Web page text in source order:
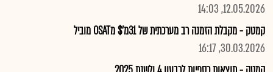
12.05.2026, 14:03
קמטק - מקבלת הזמנה רב מערכתית של 31מ'$ מOSAT מוביל
30.03.2026, 16:17